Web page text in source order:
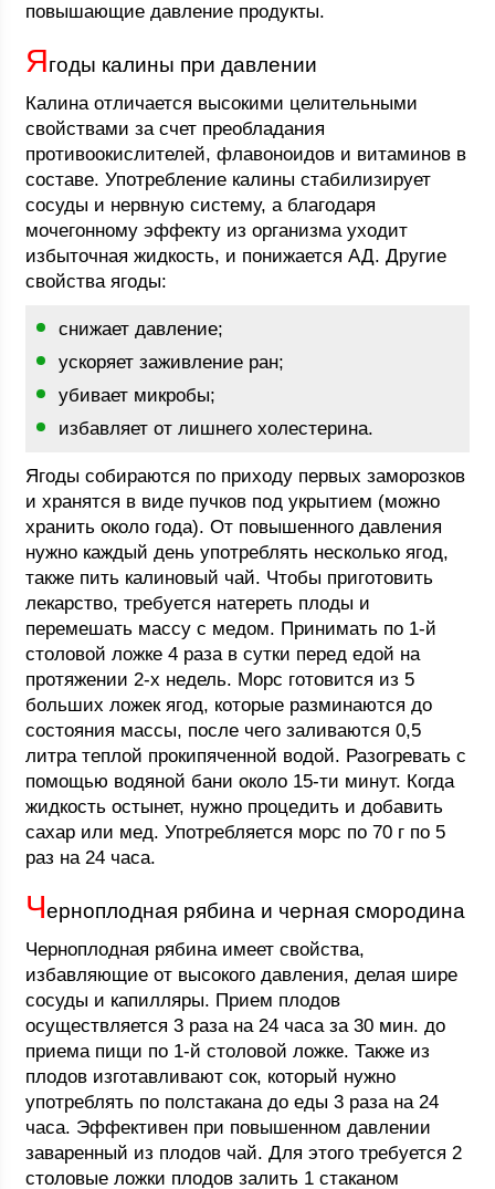
повышающие давление продукты.
Ягоды калины при давлении
Калина отличается высокими целительными
свойствами за счет преобладания
противоокислителей, флавоноидов и витаминов в
составе. Употребление калины стабилизирует
сосуды и нервную систему, а благодаря
мочегонному эффекту из организма уходит
избыточная жидкость, и понижается АД. Другие
свойства ягоды:
снижает давление;
ускоряет заживление ран;
убивает микробы;
избавляет от лишнего холестерина.
Ягоды собираются по приходу первых заморозков
и хранятся в виде пучков под укрытием (можно
хранить около года). От повышенного давления
нужно каждый день употреблять несколько ягод,
также пить калиновый чай. Чтобы приготовить
лекарство, требуется натереть плоды и
перемешать массу с медом. Принимать по 1-й
столовой ложке 4 раза в сутки перед едой на
протяжении 2-х недель. Морс готовится из 5
больших ложек ягод, которые разминаются до
состояния массы, после чего заливаются 0,5
литра теплой прокипяченной водой. Разогревать с
помощью водяной бани около 15-ти минут. Когда
жидкость остынет, нужно процедить и добавить
сахар или мед. Употребляется морс по 70 г по 5
раз на 24 часа.
Черноплодная рябина и черная смородина
Черноплодная рябина имеет свойства,
избавляющие от высокого давления, делая шире
сосуды и капилляры. Прием плодов
осуществляется 3 раза на 24 часа за 30 мин. до
приема пищи по 1-й столовой ложке. Также из
плодов изготавливают сок, который нужно
употреблять по полстакана до еды 3 раза на 24
часа. Эффективен при повышенном давлении
заваренный из плодов чай. Для этого требуется 2
столовые ложки плодов залить 1 стаканом